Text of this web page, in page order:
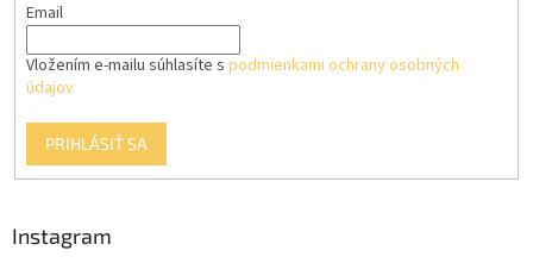
Email
Vložením e-mailu súhlasíte s podmienkami ochrany osobných
údajov
PRIHLÁSIŤ SA
Instagram